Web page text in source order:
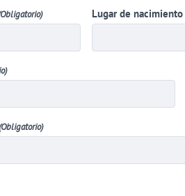
Lugar de nacimiento